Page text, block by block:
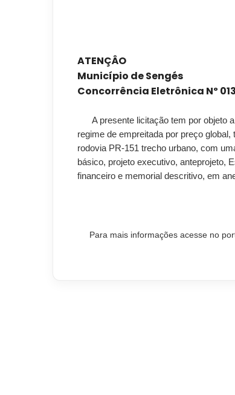
ATENÇÂO
Município de Sengés
Concorrência Eletrônica Nº
A presente licitação tem por objeto
regime de empreitada por preço
rodovia PR-151 trecho urbano, com
básico, projeto executivo, anteprojeto,
financeiro e memorial descritivo, em
Para mais informações acesse no